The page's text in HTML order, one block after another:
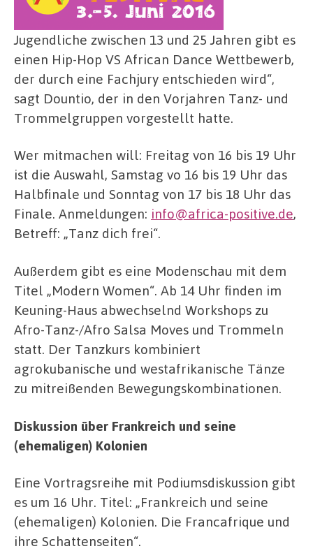
Jugendliche zwischen 13 und 25 Jahren gibt es
einen Hip-Hop VS African Dance Wettbewerb,
der durch eine Fachjury entschieden wird“,
sagt Dountio, der in den Vorjahren Tanz- und
Trommelgruppen vorgestellt hatte.
Wer mitmachen will: Freitag von 16 bis 19 Uhr
ist die Auswahl, Samstag vo 16 bis 19 Uhr das
Halbfinale und Sonntag von 17 bis 18 Uhr das
Finale. Anmeldungen: info@africa-positive.de,
Betreff: „Tanz dich frei“.
Außerdem gibt es eine Modenschau mit dem
Titel „Modern Women“. Ab 14 Uhr finden im
Keuning-Haus abwechselnd Workshops zu
Afro-Tanz-/Afro Salsa Moves und Trommeln
statt. Der Tanzkurs kombiniert
agrokubanische und westafrikanische Tänze
zu mitreißenden Bewegungskombinationen.
Diskussion über Frankreich und seine
(ehemaligen) Kolonien
Eine Vortragsreihe mit Podiumsdiskussion gibt
es um 16 Uhr. Titel: „Frankreich und seine
(ehemaligen) Kolonien. Die Francafrique und
ihre Schattenseiten“.